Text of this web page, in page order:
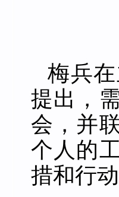
梅兵
提出，
会，并
个人的
措和行动